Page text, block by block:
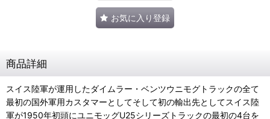
お気に入り登録
商品詳細
スイス陸軍が運用したダイムラー・ベンツウニモグトラックの全て
最初の国外軍用カスタマーとしてそして初の輸出先としてスイス陸
軍が1950年初頭にユニモッグU25シリーズトラックの最初の4台を